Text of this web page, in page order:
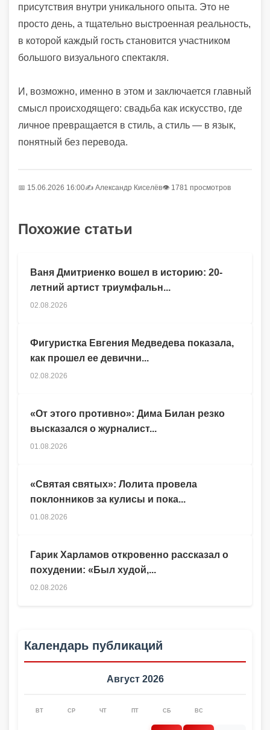
присутствия внутри уникального опыта. Это не
просто день, а тщательно выстроенная реальность,
в которой каждый гость становится участником
большого визуального спектакля.
И, возможно, именно в этом и заключается главный
смысл происходящего: свадьба как искусство, где
личное превращается в стиль, а стиль — в язык,
понятный без перевода.
📅 15.06.2026 16:00✍️ Александр Киселёв👁 1781 просмотров
Похожие статьи
Гарик Харламов откровенно рассказал о
похудении: «Был худой,...
02.08.2026
Ваня Дмитриенко вошел в историю: 20-
летний артист триумфальн...
02.08.2026
Фигуристка Евгения Медведева показала,
как прошел ее девични...
02.08.2026
«От этого противно»: Дима Билан резко
высказался о журналист...
01.08.2026
«Святая святых»: Лолита провела
поклонников за кулисы и пока...
01.08.2026
Календарь публикаций
Август 2026
ВТ СР ЧТ ПТ СБ ВС